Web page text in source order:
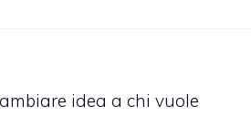
idea a chi vuole